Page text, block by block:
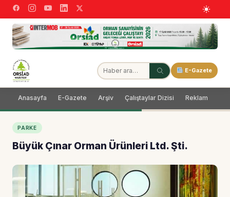
E-Gazete
Anasayfa E-Gazete Arşiv Çalıştaylar Dizisi Reklam
PARKE
Büyük Çınar Orman Ürünleri Ltd. Şti.